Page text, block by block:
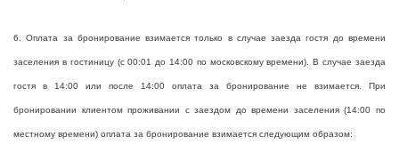
6. Оплата за бронирование взимается только в случае заезда гостя до времени
заселения в гостиницу (с 00:01 до 14:00 по московскому времени). В случае заезда
гостя в 14:00 или после 14:00 оплата за бронирование не взимается. При
бронировании клиентом проживании с заездом до времени заселения (14:00 по
местному времени) оплата за бронирование взимается следующим образом: